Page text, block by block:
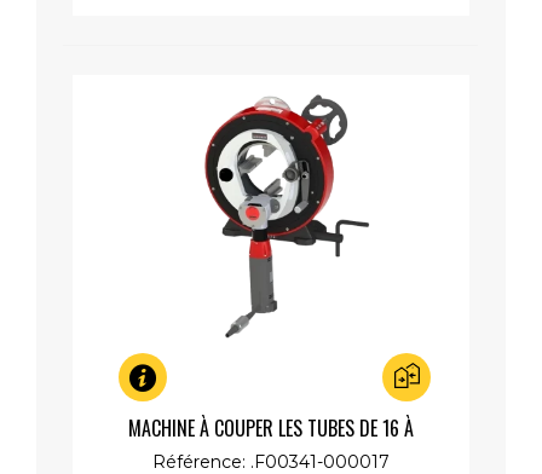
Aperçu rapide
MACHINE À COUPER LES TUBES DE 16 À
173MM,MOTEUR RAPIDE 230V 1200W
Référence: .F00341-000017